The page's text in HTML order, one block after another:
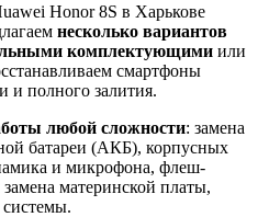
Honor 8S в Харькове
несколько вариантов
комплектующими или
смартфоны
и полного залития.
любой сложности: замена
батареи (АКБ), корпусных
и микрофона, флеш-
материнской платы,